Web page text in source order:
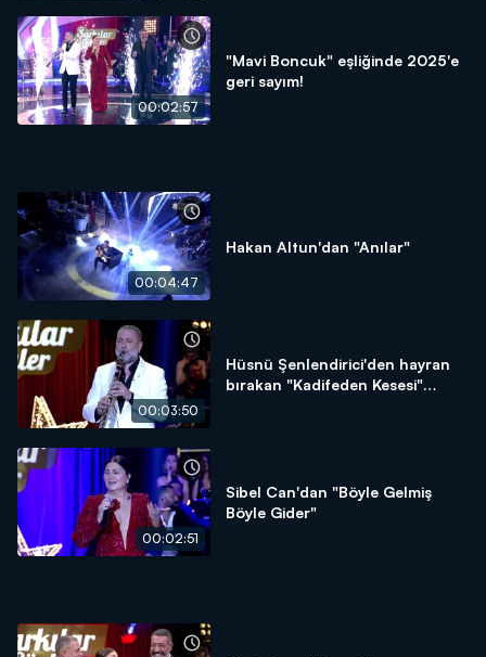
00:02:57
"Mavi Boncuk" eşliğinde 2025'e
geri sayım!
00:04:47
Hakan Altun'dan "Anılar"
00:03:50
Hüsnü Şenlendirici'den hayran
bırakan "Kadifeden Kesesi"
00:02:51
Sibel Can'dan "Böyle Gelmiş
Böyle Gider"